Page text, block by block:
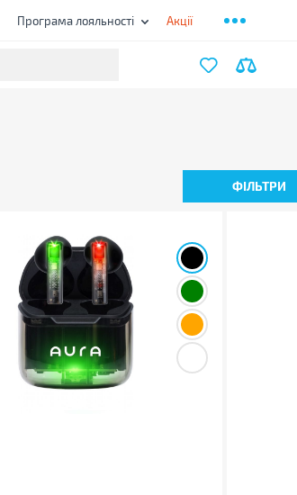
Програма лояльності Акції
ФІЛЬТРИ